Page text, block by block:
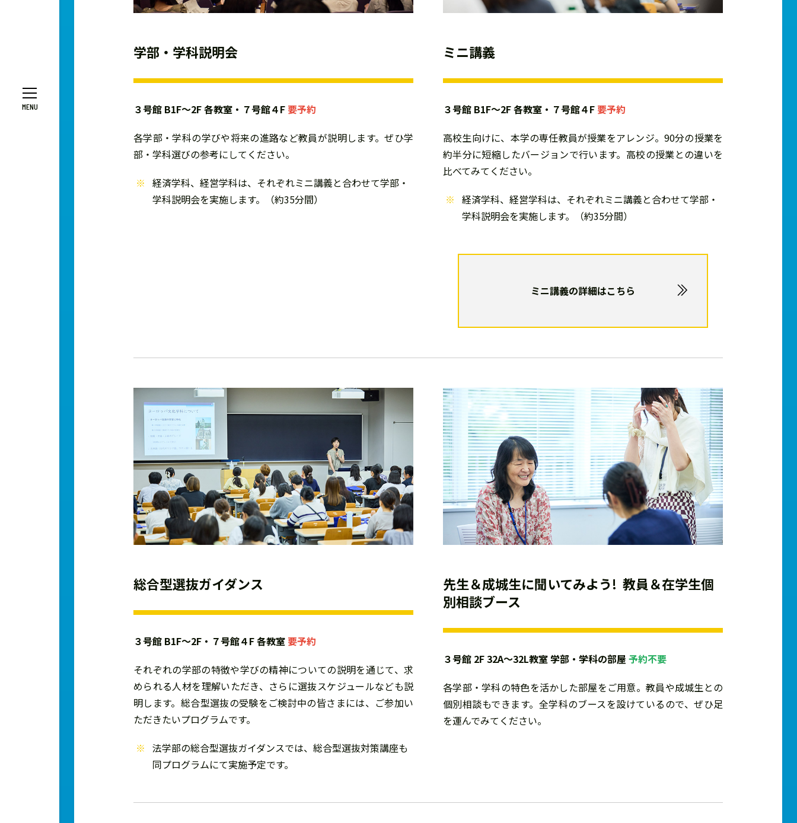
学部・学科説明会
３号館 B1F～2F 各教室・７号館４F 要予約
各学部・学科の学びや将来の進路など教員が説明します。ぜひ学
部・学科選びの参考にしてください。
経済学科、経営学科は、それぞれミニ講義と合わせて学部・
学科説明会を実施します。（約35分間）
ミニ講義
３号館 B1F～2F 各教室・７号館４F 要予約
高校生向けに、本学の専任教員が授業をアレンジ。90分の授業を
約半分に短縮したバージョンで行います。高校の授業との違いを
比べてみてください。
経済学科、経営学科は、それぞれミニ講義と合わせて学部・
学科説明会を実施します。（約35分間）
ミニ講義の詳細はこちら
総合型選抜ガイダンス
３号館 B1F～2F・７号館４F 各教室 要予約
それぞれの学部の特徴や学びの精神についての説明を通じて、求
められる人材を理解いただき、さらに選抜スケジュールなども説
明します。総合型選抜の受験をご検討中の皆さまには、ご参加い
ただきたいプログラムです。
法学部の総合型選抜ガイダンスでは、総合型選抜対策講座も
同プログラムにて実施予定です。
先生＆成城生に聞いてみよう! 教員＆在学生個
別相談ブース
３号館 2F 32A～32L教室 学部・学科の部屋 予約不要
各学部・学科の特色を活かした部屋をご用意。教員や成城生との
個別相談もできます。全学科のブースを設けているので、ぜひ足
を運んでみてください。